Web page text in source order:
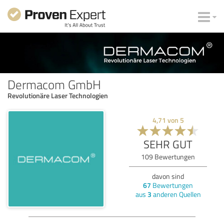
Dermacom GmbH
Revolutionäre Laser Technologien
4,71 von 5
SEHR GUT
109 Bewertungen
davon sind
67 Bewertungen
aus 3 anderen Quellen